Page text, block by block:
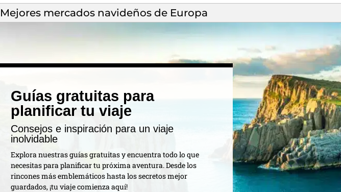
Mejores mercados navideños de Europa
Guías gratuitas para
planificar tu viaje
Consejos e inspiración para un viaje
inolvidable
Explora nuestras guías gratuitas y encuentra todo lo que
necesitas para planificar tu próxima aventura. Desde los
rincones más emblemáticos hasta los secretos mejor
guardados, ¡tu viaje comienza aquí!